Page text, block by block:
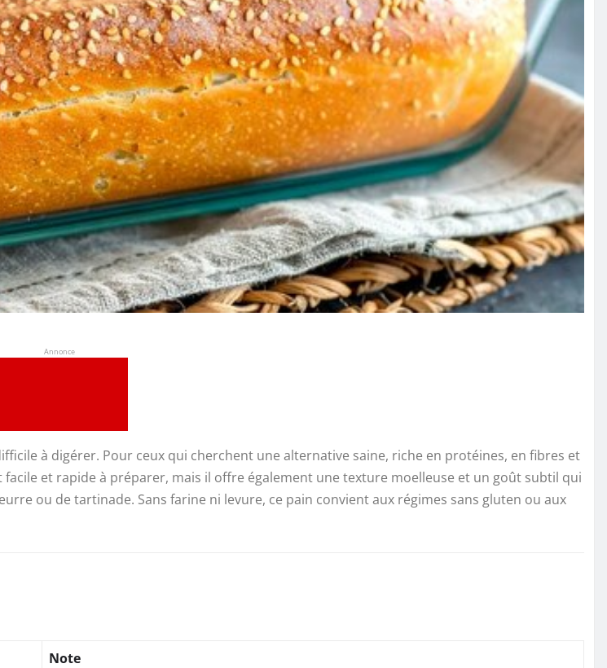
Annonce
à digérer. Pour ceux qui cherchent une alternative saine, riche en protéines, en fibres et
et rapide à préparer, mais il offre également une texture moelleuse et un goût subtil qui
ou de tartinade. Sans farine ni levure, ce pain convient aux régimes sans gluten ou aux
Note